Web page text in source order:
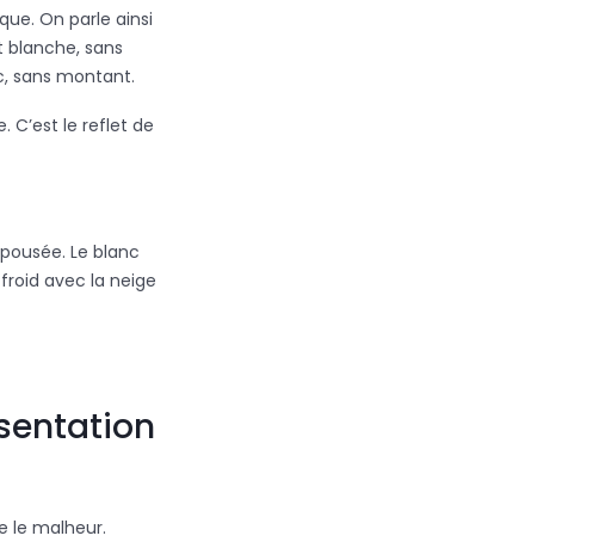
On parle ainsi
blanche, sans
sans montant.
C’est le reflet de
Le blanc
avec la neige
le malheur.